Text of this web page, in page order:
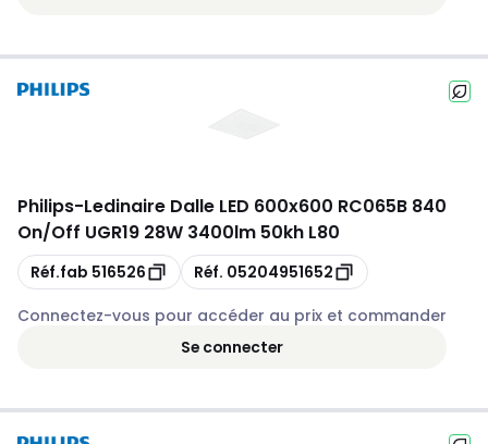
Philips-Ledinaire Dalle LED 600x600 RC065B 840
On/Off UGR19 28W 3400lm 50kh L80
Copie
Réf.fab 516526 Copie
Réf. 05204951652
Connectez-vous pour accéder au prix et commander
Se connecter